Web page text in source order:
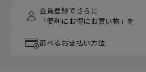
会員登録でさらに
「便利にお得にお買い物」を
選べるお支払い方法